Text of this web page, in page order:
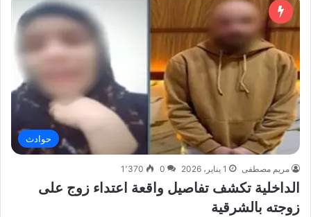
حوادث
مريم مصطفى 1 يناير، 2026 0 1٬370
الداخلية تكشف تفاصيل واقعة اعتداء زوج على
زوجته بالشرقية